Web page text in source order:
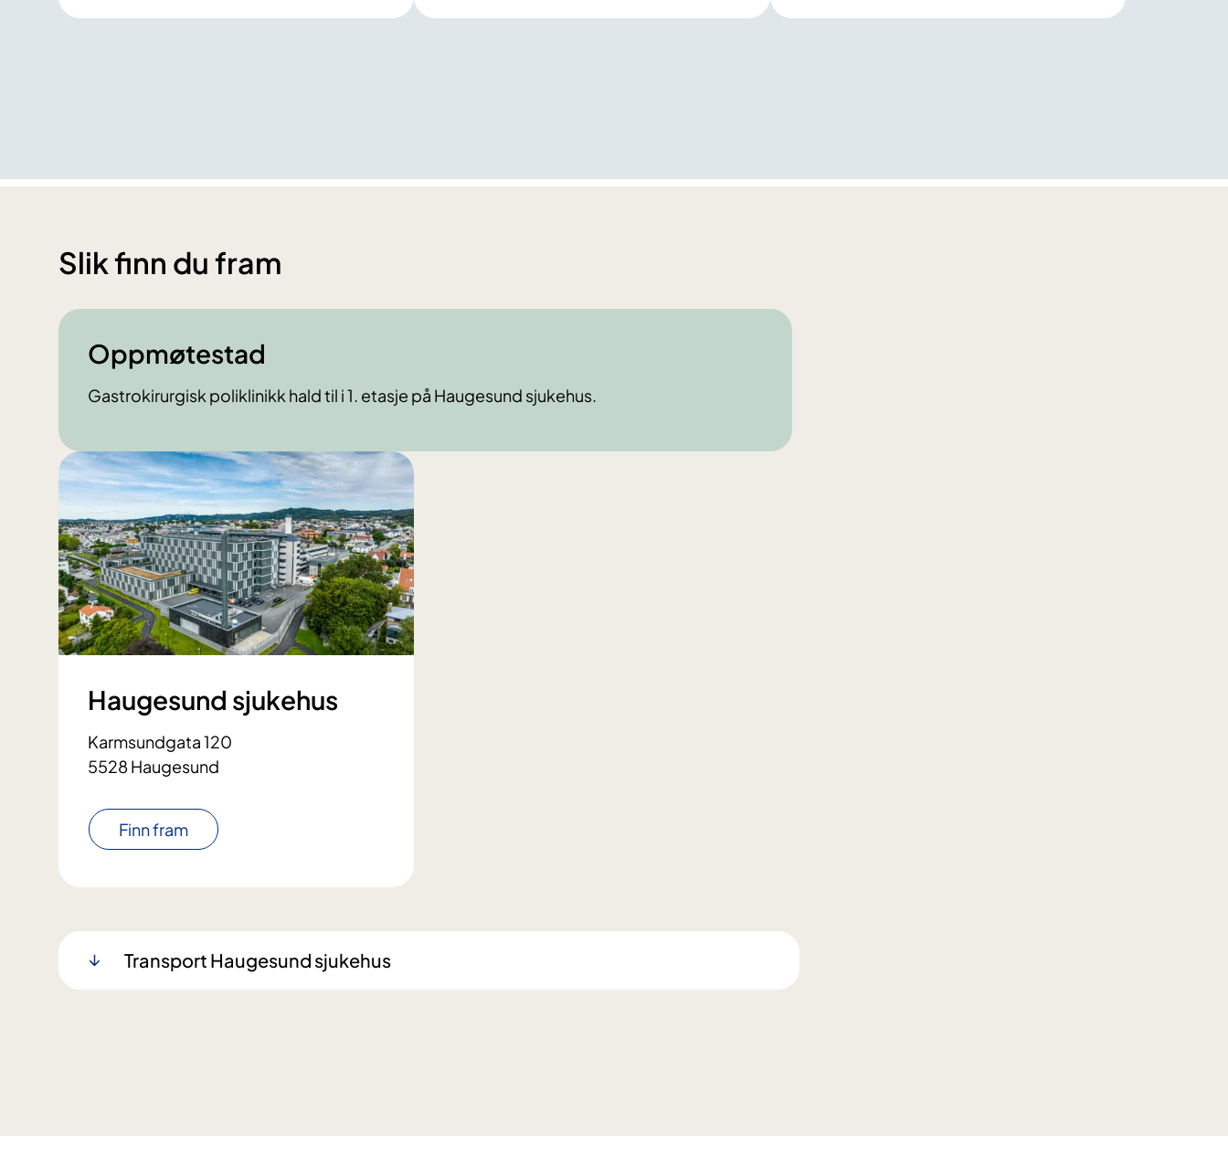
Slik finn du fram
Oppmøtestad
Gastrokirurgisk poliklinikk hald til i 1. etasje på Haugesund sjukehus.
Haugesund sjukehus
Karmsundgata 120
5528 Haugesund
Finn fram
Transport Haugesund sjukehus